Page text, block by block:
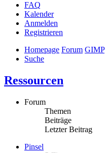
FAQ
Kalender
Anmelden
Registrieren
Homepage Forum GIMP
Suche
Ressourcen
Forum
Themen
Beiträge
Letzter Beitrag
Pinsel